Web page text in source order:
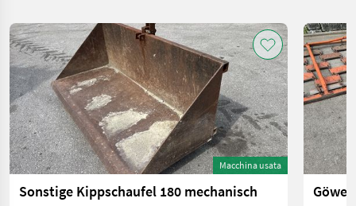
Macchina usata
Sonstige Kippschaufel 180 mechanisch